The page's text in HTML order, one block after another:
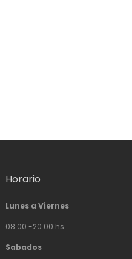
Horario
Lunes a Viernes
08.00 -20.00 hs
Sabados